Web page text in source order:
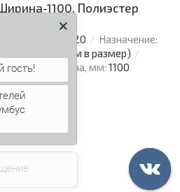
1100, Полиэстер
МП20
Назначение:
- по 12 м (Режем в размер)
Рабочая ширина, мм: 1100